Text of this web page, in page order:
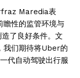
Maredia表
瞻性的监管环境与
了良好条件。文
我们期待将Uber的
代自动驾驶出行服